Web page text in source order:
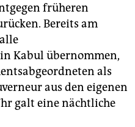
früheren
Bereits am
Kabul übernommen,
als
aus den eigenen
galt eine nächtliche